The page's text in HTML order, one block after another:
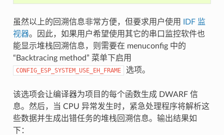
虽然以上的回溯信息非常方便，但要求用户使用
IDF 监
视器。因此，如果用户希望使用其它的串口监控软件也
能显示堆栈回溯信息，则需要在 menuconfig 中的
“Backtracing method” 菜单下启用
CONFIG_ESP_SYSTEM_USE_EH_FRAME 选项。
该选项会让编译器为项目的每个函数生成 DWARF 信
息。然后，当 CPU 异常发生时，紧急处理程序将解析这
些数据并生成出错任务的堆栈回溯信息。输出结果如
下：